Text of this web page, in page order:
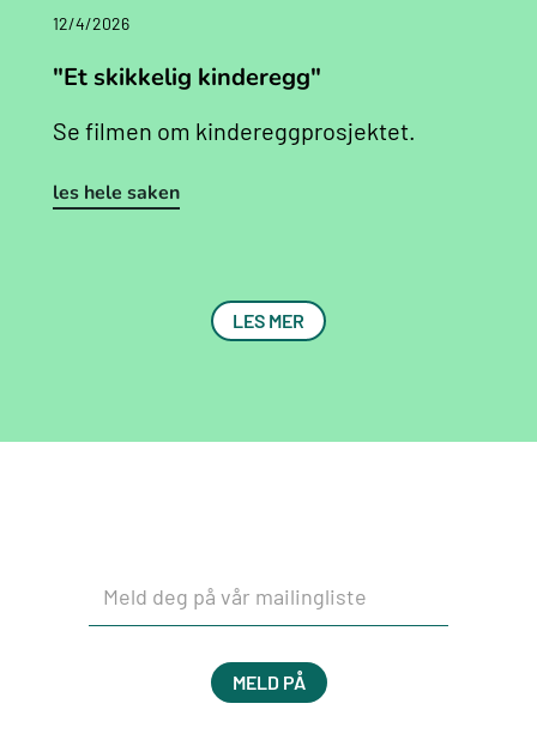
12/4/2026
"Et skikkelig kinderegg"
Se filmen om kindereggprosjektet.
les hele saken
LES MER